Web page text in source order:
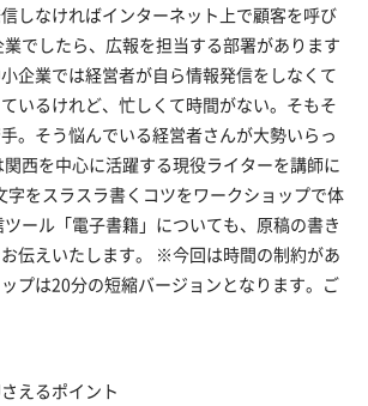
しなければインターネット上で顧客を呼び
でしたら、広報を担当する部署があります
企業では経営者が自ら情報発信をしなくて
いるけれど、忙しくて時間がない。そもそ
。そう悩んでいる経営者さんが大勢いらっ
関西を中心に活躍する現役ライターを講師に
をスラスラ書くコツをワークショップで体
ール「電子書籍」についても、原稿の書き
伝えいたします。 ※今回は時間の制約があ
プは20分の短縮バージョンとなります。ご
えるポイント